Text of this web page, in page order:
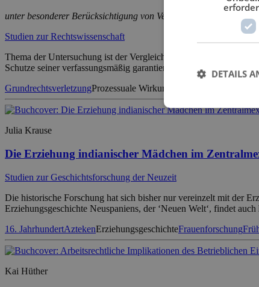
unter besonderer Berücksichtigung von Verfahrensfunktionen und
Studien zur Rechtswissenschaft
Thema der Untersuchung ist der Vergleich bestimmter, im Titel
Schutze seiner verfassungsmäßig garantierten Rechte vor dem
GrundrechtsverletzungProzessuale Wirkung
Julia Krause
Die Erziehung indianischer Mädchen im
Studien zur Geschichtsforschung der Neuzeit
Die historische Forschung hat sich bisher nur vereinzelt mit der
Erziehungsgeschichte Neuspaniens, der ‘Neuen Welt‘, findet
16. JahrhundertAztekenErziehungsgeschichteFrauenforschung
Kai Hüther
DETAILS